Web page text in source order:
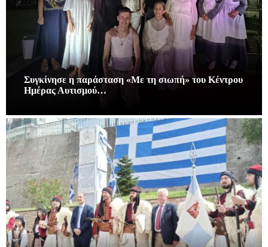
Συγκίνησε η παράσταση «Με τη σιωπή» του Κέντρου
Ημέρας Αυτισμού…